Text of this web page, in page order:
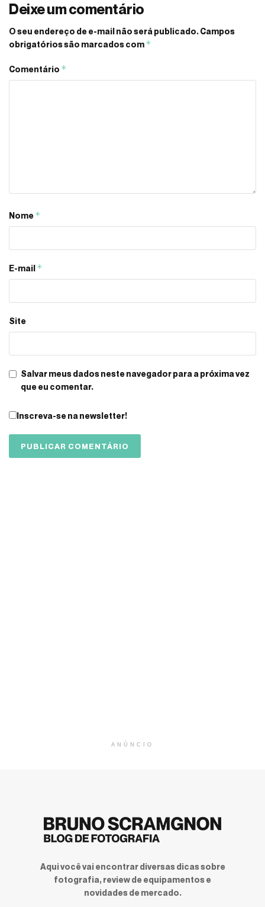
Deixe um comentário
O seu endereço de e-mail não será publicado.Campos
obrigatórios são marcados com*
Comentário *
Nome*
E-mail*
Site
Salvar meus dados neste navegador para a próxima vez
que eu comentar.
Inscreva-se na newsletter!
ANÚNCIO
Aqui você vai encontrar diversas dicas sobre
fotografia, review de equipamentos e
novidades de mercado.